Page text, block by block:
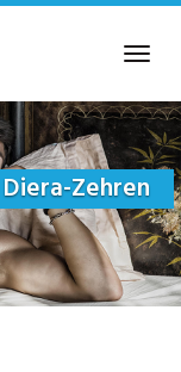
Diera-Zehren